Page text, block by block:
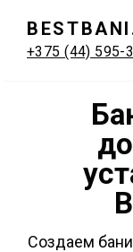
+375 (44) 595-
Создаем